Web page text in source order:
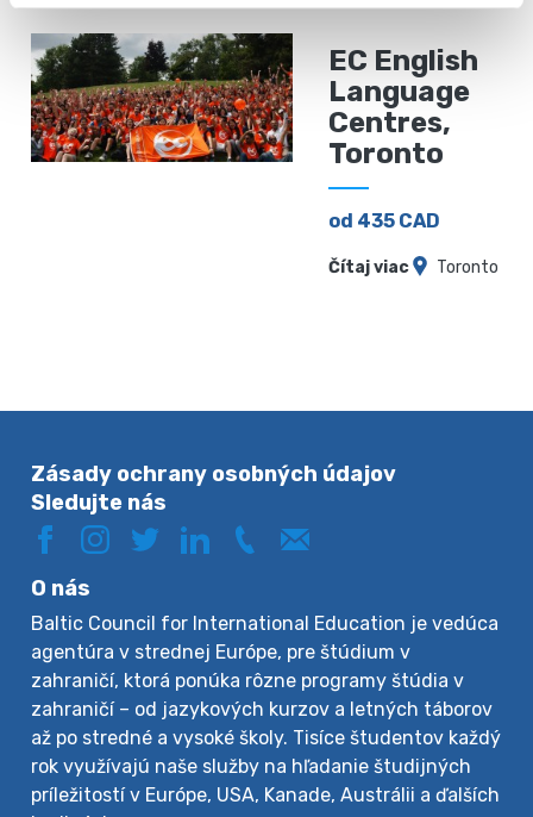
EC English
Language
Centres,
Toronto
od 435 CAD
Čítaj viac Toronto
Zásady ochrany osobných údajov
Sledujte nás
O nás
Baltic Council for International Education je vedúca
agentúra v strednej Európe, pre štúdium v
zahraničí, ktorá ponúka rôzne programy štúdia v
zahraničí – od jazykových kurzov a letných táborov
až po stredné a vysoké školy. Tisíce študentov každý
rok využívajú naše služby na hľadanie študijných
príležitostí v Európe, USA, Kanade, Austrálii a ďalších